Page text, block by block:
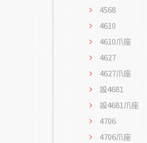
4568
4610
4610爪座
4627
4627爪座
設4681
設4681爪座
4706
4706爪座